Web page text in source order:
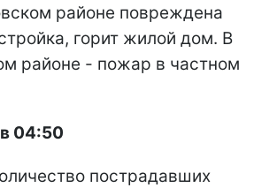
районе повреждена
горит жилой дом. В
районе - пожар в частном
04:50
пострадавших